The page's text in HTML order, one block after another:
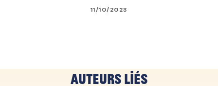
11/10/2023
Auteurs liés